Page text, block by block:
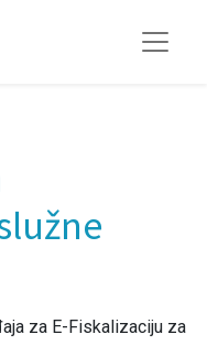
za E-Fiskalizaciju za